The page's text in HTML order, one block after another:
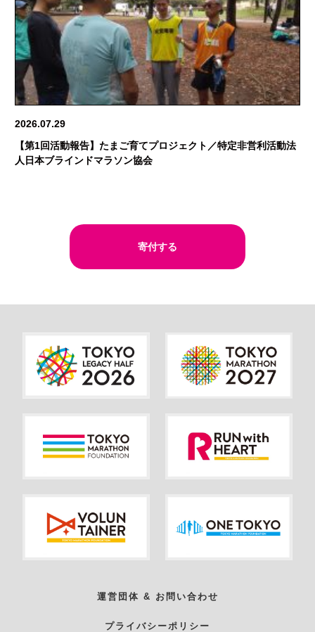
2026.07.29
【第1回活動報告】たまご育てプロジェクト／特定非営利活動法
人日本ブラインドマラソン協会
寄付する
運営団体 & お問い合わせ
プライバシーポリシー